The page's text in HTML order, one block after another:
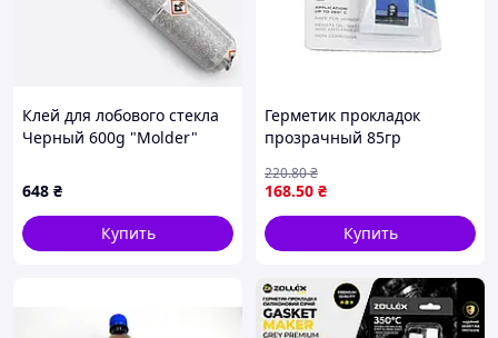
Клей для лобового стекла
Черный 600g "Molder"
648 ₴
Купить
Герметик прокладок
прозрачный 85гр
AXXIS Польша) О
48021007886
168.50 ₴
220.80₴
Купить